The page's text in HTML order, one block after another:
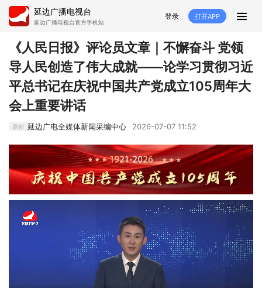
延边广播电视台
延边广播电视台官方手机站
登录 打开APP
首页
推荐 经济 延边新闻 社会
短视频
人大 融媒直播 政协
纪委监委 专题 文体 国内
交通文艺广播 延边卫健 延边医保 延边医院
延边商务 VR
电视 广播
《人民日报》评论员文章｜不懈奋斗 党领
导人民创造了伟大成就——论学习贯彻习近
平总书记在庆祝中国共产党成立105周年大
会上重要讲话
原创 延边广电全媒体新闻采编中心 2026-07-07 11:52